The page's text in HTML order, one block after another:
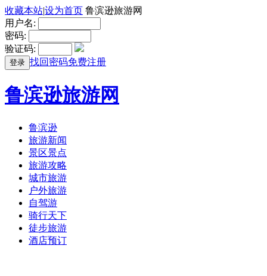
收藏本站|设为首页 鲁滨逊旅游网
用户名:
密码:
验证码:
登录 找回密码免费注册
鲁滨逊旅游网
鲁滨逊
旅游新闻
景区景点
旅游攻略
城市旅游
户外旅游
自驾游
骑行天下
徒步旅游
酒店预订